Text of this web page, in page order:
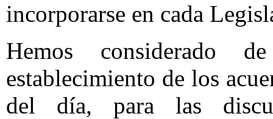
incorporarse en cada
Hemos considerado
establecimiento de los
del día, para las